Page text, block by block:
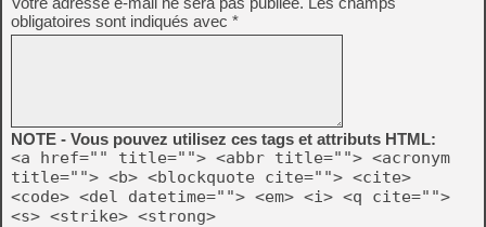
obligatoires sont indiqués avec *
NOTE - Vous pouvez utilisez ces tags et attributs HTML:
<a href="" title=""> <abbr title=""> <acronym
title=""> <b> <blockquote cite=""> <cite>
<code> <del datetime=""> <em> <i> <q cite="">
<s> <strike> <strong>